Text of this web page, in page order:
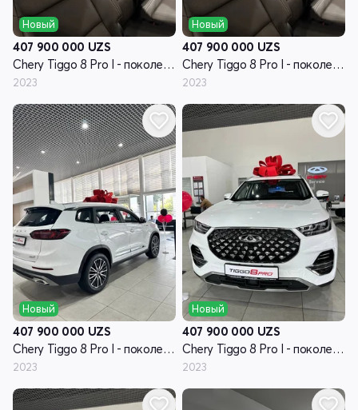
Новый
407 900 000 UZS
Chery Tiggo 8 Pro I - поколение
2023
Новый
407 900 000 UZS
Chery Tiggo 8 Pro I - поколение
2023
Новый
407 900 000 UZS
Chery Tiggo 8 Pro I - поколение
2023
Новый
407 900 000 UZS
Chery Tiggo 8 Pro I - поколение
2023